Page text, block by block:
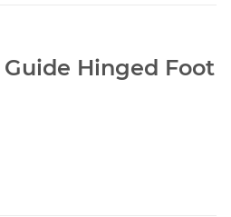
Guide Hinged Foot